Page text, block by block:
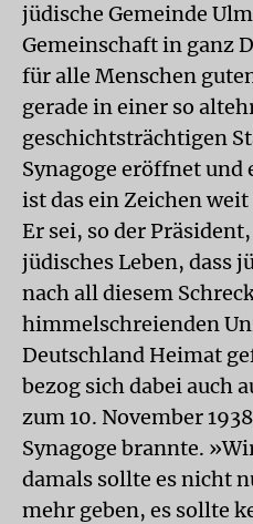
jüdische Gemeinde
Gemeinschaft in ganz
für alle Menschen
gerade in einer so
geschichtsträchtigen
Synagoge eröffnet
ist das ein Zeichen
Er sei, so der
jüdisches Leben, dass
nach all diesem
himmelschreienden
Deutschland Heimat
bezog sich dabei auch
zum 10. November
Synagoge brannte.
damals sollte es nicht
mehr geben, es sollte